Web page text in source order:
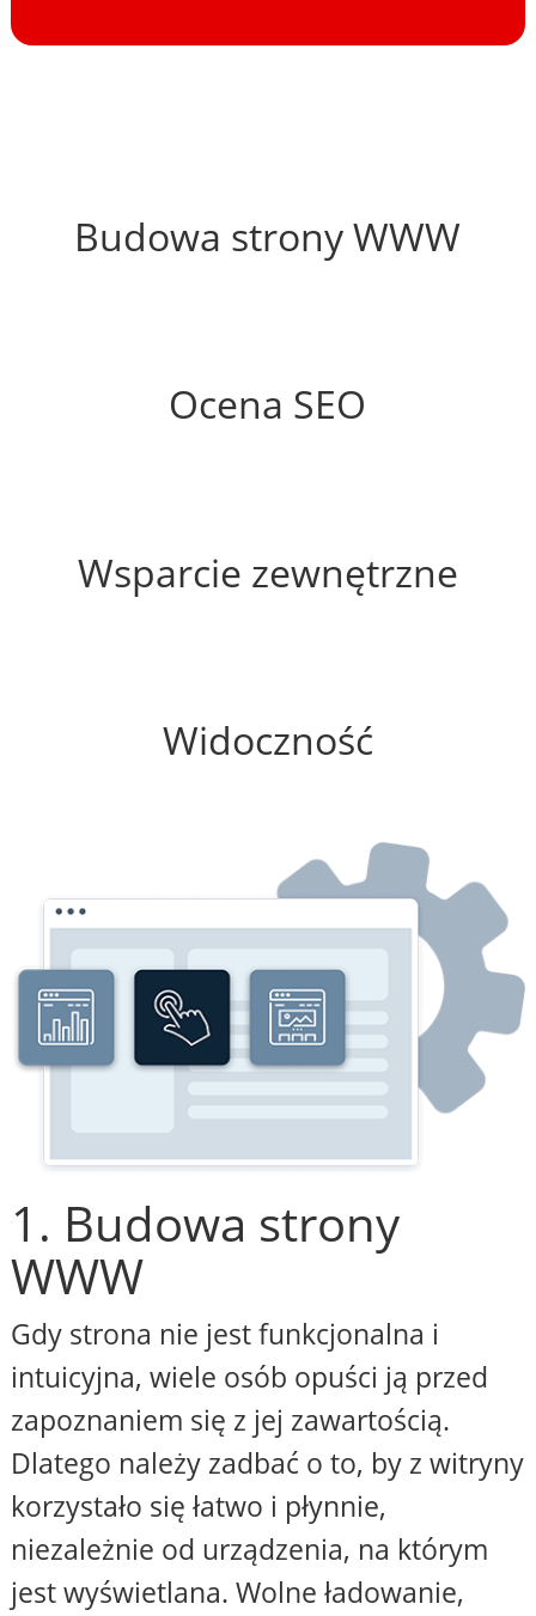
Budowa strony WWW
Ocena SEO
Wsparcie zewnętrzne
Widoczność
1. Budowa strony
WWW
Gdy strona nie jest funkcjonalna i
intuicyjna, wiele osób opuści ją przed
zapoznaniem się z jej zawartością.
Dlatego należy zadbać o to, by z witryny
korzystało się łatwo i płynnie,
niezależnie od urządzenia, na którym
jest wyświetlana. Wolne ładowanie,